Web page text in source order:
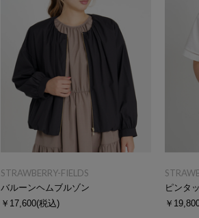
STRAWBERRY-FIELDS
バルーンヘムブルゾン
￥17,600(税込)
ピンタ
￥